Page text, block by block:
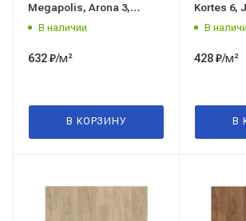
Megapolis, Arona 3,
Juteks, ТУ 5771-007-
В наличии
632₽/м²
В КОРЗИНУ
Kortes 6,
041-
В
428₽/м²
В